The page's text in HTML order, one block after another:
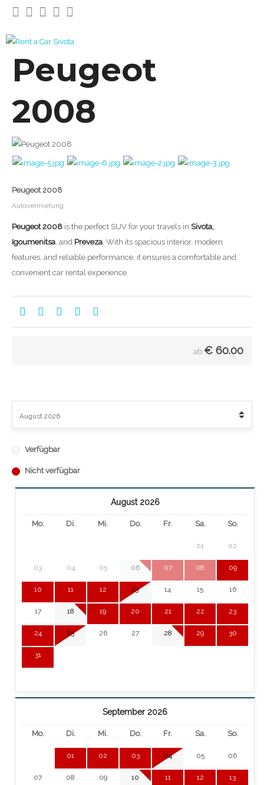
Peugeot
2008
Peugeot 2008
Autovermietung
Peugeot 2008 is the perfect SUV for your travels in Sivota,
Igoumenitsa, and Preveza. With its spacious interior, modern
features, and reliable performance, it ensures a comfortable and
convenient car rental experience.
ab € 60.00
Verfügbar
Nicht verfügbar
August 2026
Mo. Di. Mi. Do. Fr. Sa. So.
01 02
03 04 05 06 07 08 09
10 11 12 13 14 15 16
17 18 19 20 21 22 23
24 25 26 27 28 29 30
31
September 2026
Mo. Di. Mi. Do. Fr. Sa. So.
01 02 03 04 05 06
07 08 09 10 11 12 13